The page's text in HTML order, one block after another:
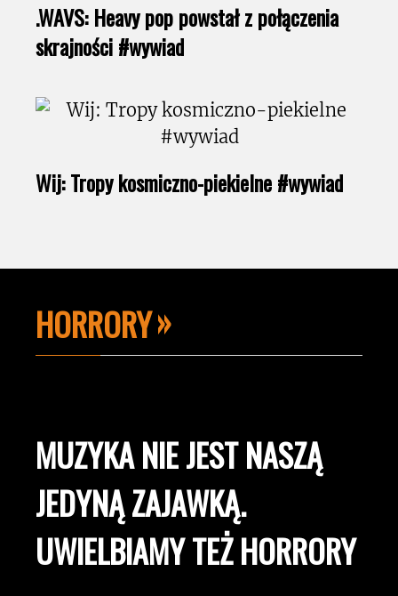
.WAVS: Heavy pop powstał z połączenia
skrajności #wywiad
Wij: Tropy kosmiczno-piekielne #wywiad
HORRORY
MUZYKA NIE JEST NASZĄ
JEDYNĄ ZAJAWKĄ.
UWIELBIAMY TEŻ HORRORY